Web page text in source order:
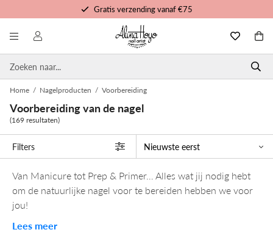
Gratis verzending vanaf €75
Gratis trainingen en tutorials
Voor 16u besteld, morgen in huis
Home / Nagelproducten / Voorbereiding
Voorbereiding van de nagel
(169 resultaten)
Filters
Van Manicure tot Prep & Primer… Alles wat jij nodig hebt
om de natuurlijke nagel voor te bereiden hebben we voor
jou!
Lees meer